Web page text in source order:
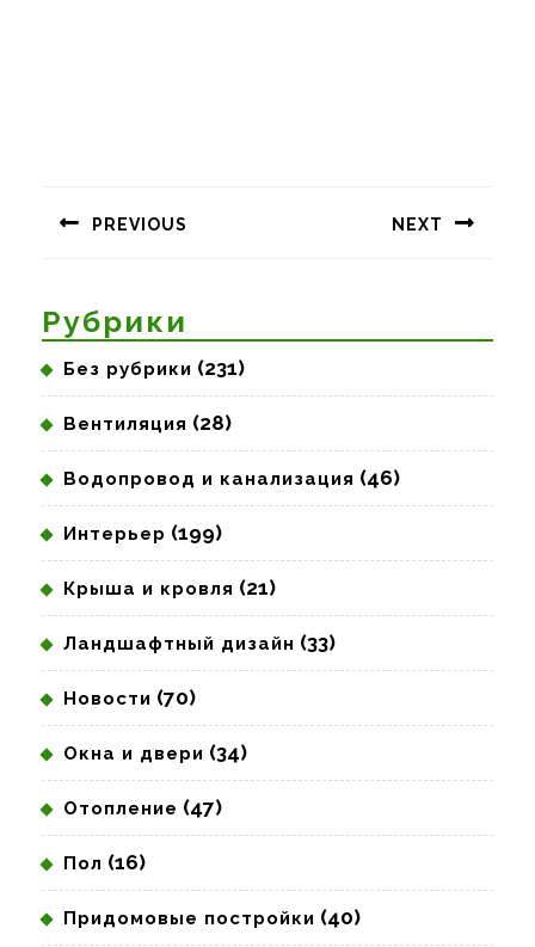
записям
PREVIOUS NEXT
Рубрики
Без рубрики (231)
Вентиляция (28)
Водопровод и канализация (46)
Интерьер (199)
Крыша и кровля (21)
Ландшафтный дизайн (33)
Новости (70)
Окна и двери (34)
Отопление (47)
Пол (16)
Придомовые постройки (40)